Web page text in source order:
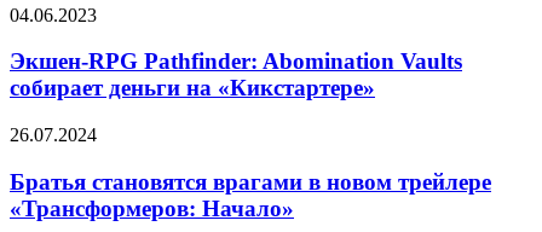
от
режиссёра-
хентайщика
Экшен-
Pathfinder:
Abomination
Vaults
деньги
«Кикстартере»
04.06.2023
Экшен-RPG Pathfinder: Abomination Vaults
собирает деньги на «Кикстартере»
Братья
врагами
в
новом
26.07.2024
Братья становятся врагами в новом трейлере
«Трансформеров: Начало»